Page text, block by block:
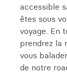
accessible
êtes sous
voyage. En
prendrez la
vous
de notre